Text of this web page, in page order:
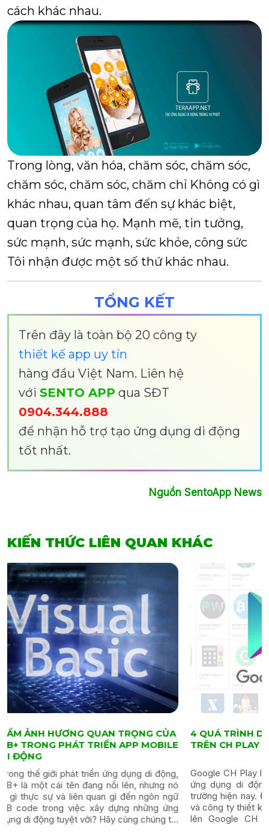
cách khác nhau.
Trong lòng, văn hóa, chăm sóc, chăm sóc,
chăm sóc, chăm sóc, chăm chỉ Không có gì
khác nhau, quan tâm đến sự khác biệt,
quan trọng của họ. Mạnh mẽ, tin tưởng,
sức mạnh, sức mạnh, sức khỏe, công sức
Tôi nhận được một số thứ khác nhau.
TỔNG KẾT
Trên đây là toàn bộ 20 công ty
thiết kế app uy tín
hàng đầu Việt Nam. Liên hệ
với SENTO APP qua SĐT
0904.344.888
để nhận hỗ trợ tạo ứng dụng di động
tốt nhất.
Nguồn SentoApp News
KIẾN THỨC LIÊN QUAN KHÁC
4 QUÁ TRÌNH DUYỆT APP MOBILE
TRÊN CH PLAY CỦA GOOGLE
Google CH Play là một nền tảng phân phối
ứng dụng di động phổ biến nhất trên thị
trường hiện nay. Đối với các nhà phát triển
và công ty thiết kế app, việc đưa ứng dụng
lên Google CH Play để người dùng tải
TREND MMO
ĐỘNG NHỜ
Dân MMO đang
dụng di động
kiếm thu nhập
dùng App
hiệu quả? Cùng